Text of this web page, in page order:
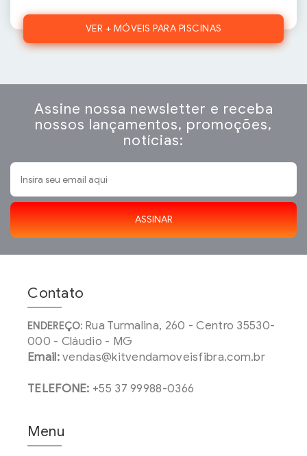
VER + MÓVEIS PARA PISCINAS
Assine nossa newsletter e receba
nossos lançamentos, promoções,
notícias:
Contato
ENDEREÇO: Rua Turmalina, 260 - Centro 35530-
000 - Cláudio - MG
Email:vendas@kitvendamoveisfibra.com.br
TELEFONE: +55 37 99988-0366
Menu